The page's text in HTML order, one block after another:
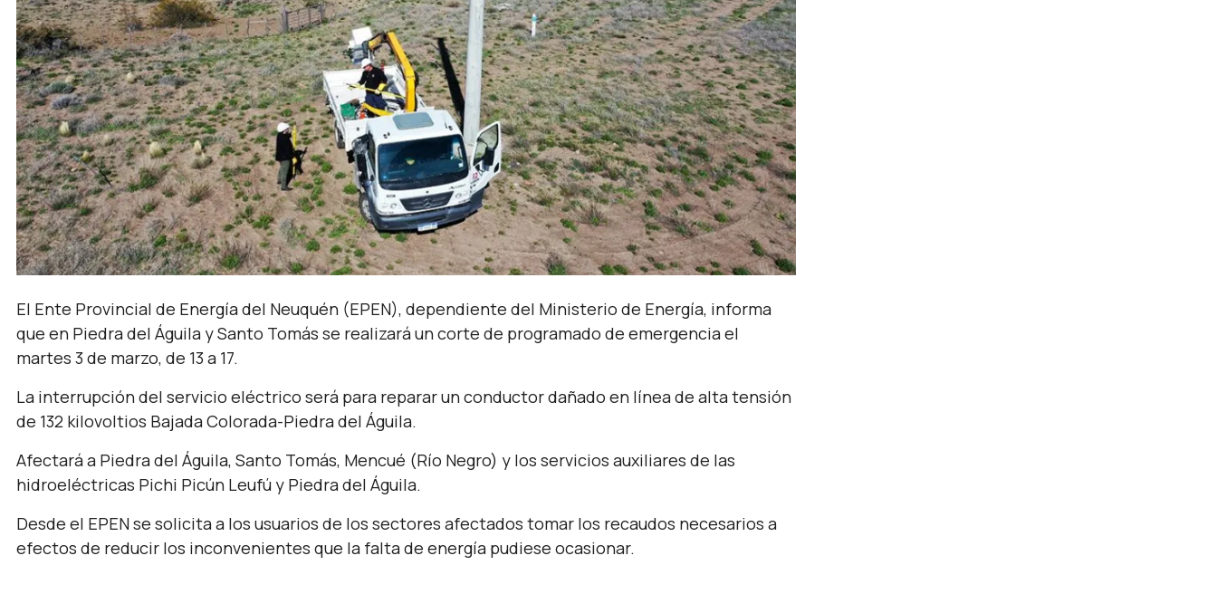
El Ente Provincial de Energía del Neuquén (EPEN), dependiente del Ministerio de Energía, informa
que en Piedra del Águila y Santo Tomás se realizará un corte de programado de emergencia el
martes 3 de marzo, de 13 a 17.
La interrupción del servicio eléctrico será para reparar un conductor dañado en línea de alta tensión
de 132 kilovoltios Bajada Colorada-Piedra del Águila.
Afectará a Piedra del Águila, Santo Tomás, Mencué (Río Negro) y los servicios auxiliares de las
hidroeléctricas Pichi Picún Leufú y Piedra del Águila.
Desde el EPEN se solicita a los usuarios de los sectores afectados tomar los recaudos necesarios a
efectos de reducir los inconvenientes que la falta de energía pudiese ocasionar.